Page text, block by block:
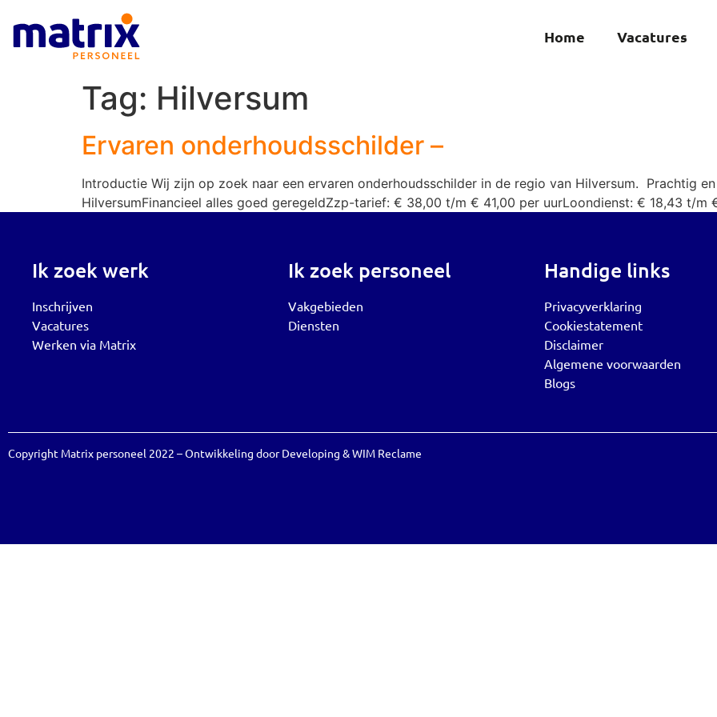
Home Vacatures
Tag: Hilversum
Ervaren onderhoudsschilder –
Introductie Wij zijn op zoek naar een ervaren onderhoudsschilder in de regio van Hilversum. Prachtig
HilversumFinancieel alles goed geregeldZzp-tarief: € 38,00 t/m € 41,00 per uurLoondienst: € 18,43 t/m
Ik zoek werk
Inschrijven
Vacatures
Werken via Matrix
Ik zoek personeel
Vakgebieden
Diensten
Handige links
Privacyverklaring
Cookiestatement
Disclaimer
Algemene voorwaarden
Blogs
Copyright Matrix personeel 2022 – Ontwikkeling doorDeveloping &WIM Reclame